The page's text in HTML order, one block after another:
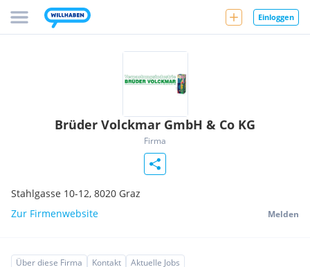
Einloggen
Brüder Volckmar GmbH & Co KG
Firma
Stahlgasse 10-12, 8020 Graz
Zur Firmenwebsite
Melden
Über diese Firma Kontakt Aktuelle Jobs